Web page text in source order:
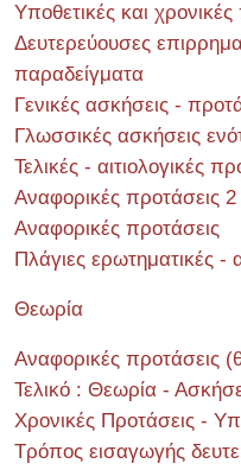
Υποθετικές και
Δευτερεύουσες
παραδείγματα
Γενικές ασκήσεις -
Γλωσσικές ασκήσεις
Τελικές - αιτιολογικές
Αναφορικές προτάσεις 2
Αναφορικές προτάσεις
Πλάγιες ερωτηματικές -
Θεωρία
Αναφορικές προτάσεις
Τελικό : Θεωρία -
Χρονικές Προτάσεις -
Τρόπος εισαγωγής